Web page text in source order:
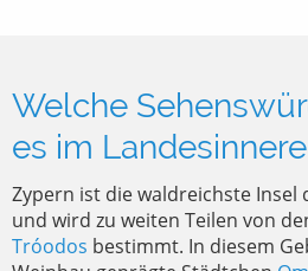
Welche
es im
Zypern ist die waldreichste
und wird zu weiten Teilen von
Tróodos bestimmt. In diesem